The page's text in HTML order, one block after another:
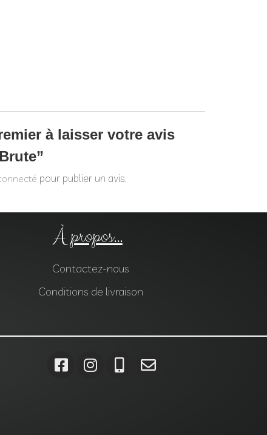
à laisser votre avis
pour publier un avis.
À propos...
Contactez-nous
Conditions de livraison